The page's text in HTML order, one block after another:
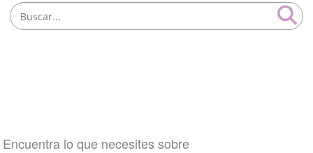
Encuentra lo que necesites sobre